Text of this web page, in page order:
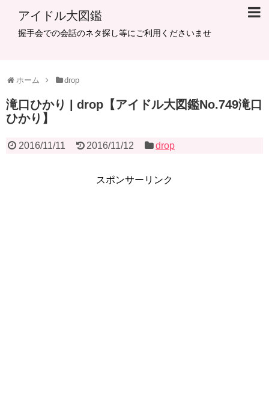
アイドル大図鑑
握手会での会話のネタ探し等にご利用くださいませ
ホーム drop
滝口ひかり | drop【アイドル大図鑑No.749滝口
ひかり】
2016/11/11 2016/11/12 drop
スポンサーリンク